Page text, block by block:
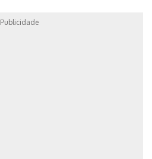
Publicidade